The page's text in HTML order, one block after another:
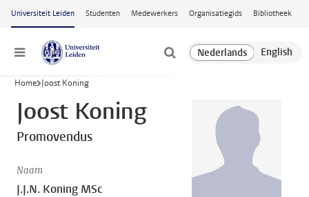
Ga naar hoofdinhoud
Universiteit Leiden Studenten Medewerkers Organisatiegids Bibliotheek
Menu
Home Joost Koning
Joost Koning
Promovendus
Naam
J.J.N. Koning MSc